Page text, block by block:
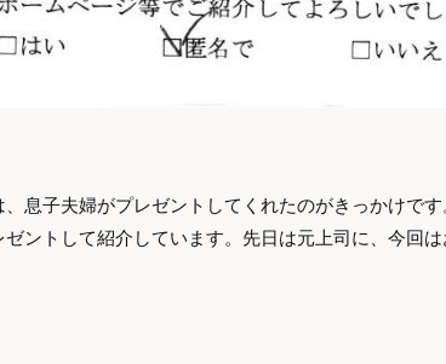
、息子夫婦がプレゼントしてくれたのがきっかけ
ントして紹介しています。先日は元上司に、今回